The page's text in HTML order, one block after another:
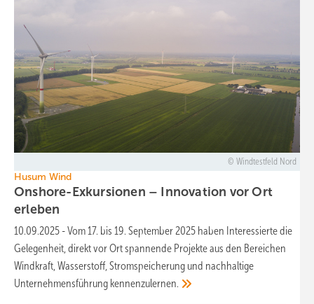
Windtestfeld Nord
Husum Wind
Onshore-Exkursionen – Innovation vor Ort
erleben
10.09.2025 -Vom 17. bis 19. September 2025 haben Interessierte die
Gelegenheit, direkt vor Ort spannende Projekte aus den Bereichen
Windkraft, Wasserstoff, Stromspeicherung und nachhaltige
Unternehmensführung kennenzulernen.